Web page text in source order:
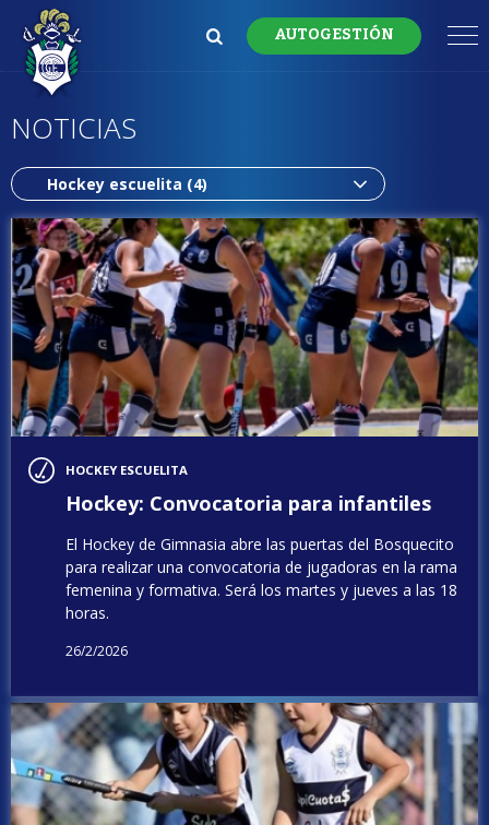
AUTOGESTIÓN
NOTICIAS
HOCKEY ESCUELITA
Hockey: Convocatoria para infantiles
El Hockey de Gimnasia abre las puertas del Bosquecito
para realizar una convocatoria de jugadoras en la rama
femenina y formativa. Será los martes y jueves a las 18
horas.
26/2/2026